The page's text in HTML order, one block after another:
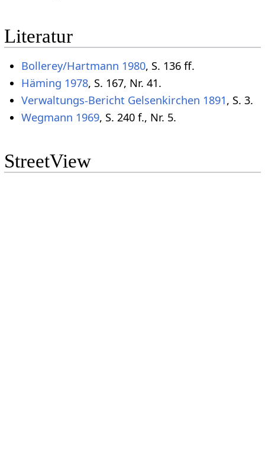
Literatur
Bollerey/Hartmann 1980, S. 136 ff.
Häming 1978, S. 167, Nr. 41.
Verwaltungs-Bericht Gelsenkirchen 1891, S. 3.
Wegmann 1969, S. 240 f., Nr. 5.
StreetView